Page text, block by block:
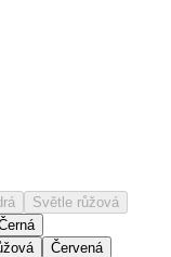
Světle růžová
Červená